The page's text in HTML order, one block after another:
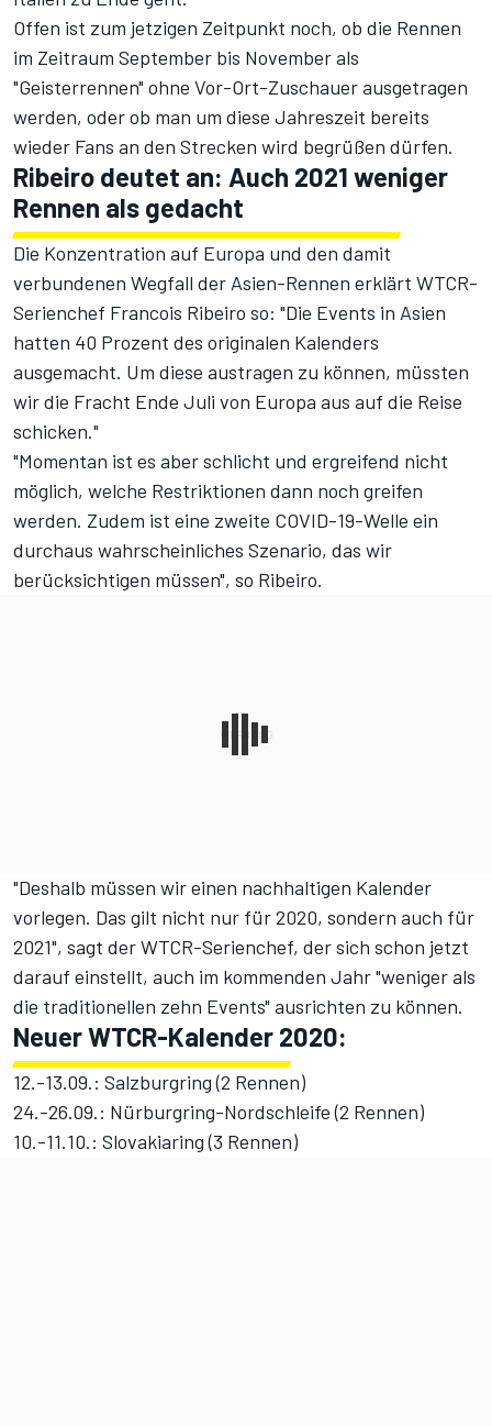
Offen ist zum jetzigen Zeitpunkt noch, ob die Rennen
im Zeitraum September bis November als
"Geisterrennen" ohne Vor-Ort-Zuschauer ausgetragen
werden, oder ob man um diese Jahreszeit bereits
wieder Fans an den Strecken wird begrüßen dürfen.
Ribeiro deutet an: Auch 2021 weniger
Rennen als gedacht
Die Konzentration auf Europa und den damit
verbundenen Wegfall der Asien-Rennen erklärt WTCR-
Serienchef Francois Ribeiro so: "Die Events in Asien
hatten 40 Prozent des originalen Kalenders
ausgemacht. Um diese austragen zu können, müssten
wir die Fracht Ende Juli von Europa aus auf die Reise
schicken."
"Momentan ist es aber schlicht und ergreifend nicht
möglich, welche Restriktionen dann noch greifen
werden. Zudem ist eine zweite COVID-19-Welle ein
durchaus wahrscheinliches Szenario, das wir
berücksichtigen müssen", so Ribeiro.
"Deshalb müssen wir einen nachhaltigen Kalender
vorlegen. Das gilt nicht nur für 2020, sondern auch für
2021", sagt der WTCR-Serienchef, der sich schon jetzt
darauf einstellt, auch im kommenden Jahr "weniger als
die traditionellen zehn Events" ausrichten zu können.
Neuer WTCR-Kalender 2020:
12.-13.09.: Salzburgring (2 Rennen)
24.-26.09.: Nürburgring-Nordschleife (2 Rennen)
10.-11.10.: Slovakiaring (3 Rennen)